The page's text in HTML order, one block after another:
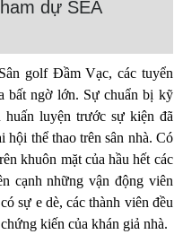
dự SEA
golf Đầm Vạc, các tuyển
bất ngờ lớn. Sự chuẩn bị kỹ
huấn luyện trước sự kiện đã
hội thể thao trên sân nhà. Có
khuôn mặt của hầu hết các
cạnh những vận động viên
sự e dè, các thành viên đều
kiến của khán giả nhà.